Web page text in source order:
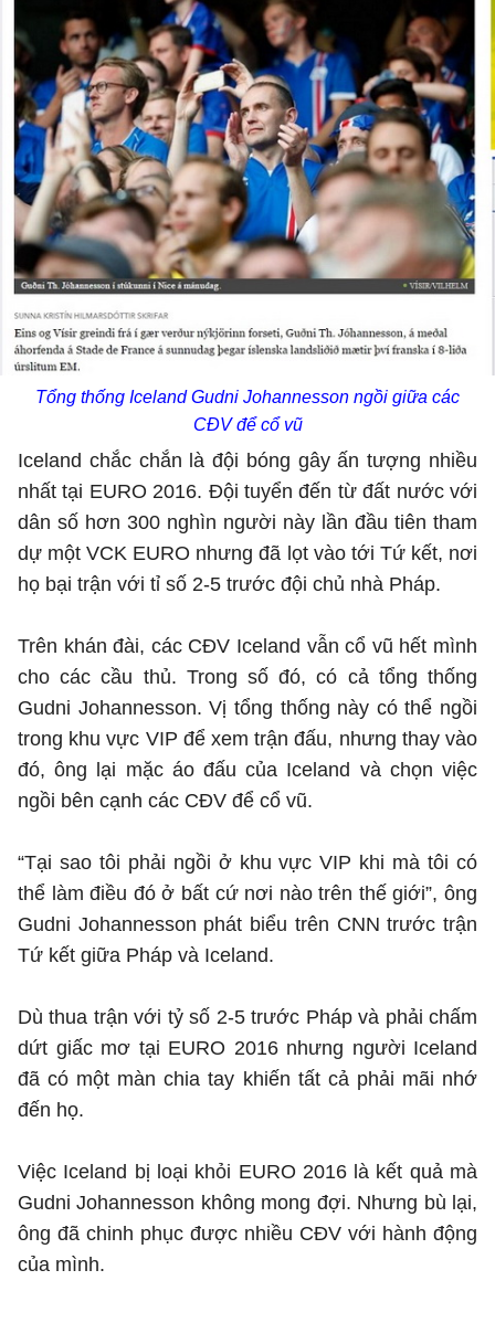
Tổng thống Iceland Gudni Johannesson ngồi giữa các
CĐV để cổ vũ
Iceland chắc chắn là đội bóng gây ấn tượng nhiều
nhất tại EURO 2016. Đội tuyển đến từ đất nước với
dân số hơn 300 nghìn người này lần đầu tiên tham
dự một VCK EURO nhưng đã lọt vào tới Tứ kết, nơi
họ bại trận với tỉ số 2-5 trước đội chủ nhà Pháp.
Trên khán đài, các CĐV Iceland vẫn cổ vũ hết mình
cho các cầu thủ. Trong số đó, có cả tổng thống
Gudni Johannesson. Vị tổng thống này có thể ngồi
trong khu vực VIP để xem trận đấu, nhưng thay vào
đó, ông lại mặc áo đấu của Iceland và chọn việc
ngồi bên cạnh các CĐV để cổ vũ.
“Tại sao tôi phải ngồi ở khu vực VIP khi mà tôi có
thể làm điều đó ở bất cứ nơi nào trên thế giới”, ông
Gudni Johannesson phát biểu trên CNN trước trận
Tứ kết giữa Pháp và Iceland.
Dù thua trận với tỷ số 2-5 trước Pháp và phải chấm
dứt giấc mơ tại EURO 2016 nhưng người Iceland
đã có một màn chia tay khiến tất cả phải mãi nhớ
đến họ.
Việc Iceland bị loại khỏi EURO 2016 là kết quả mà
Gudni Johannesson không mong đợi. Nhưng bù lại,
ông đã chinh phục được nhiều CĐV với hành động
của mình.